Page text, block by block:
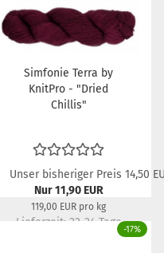
Simfonie Terra by
KnitPro - "Dried
Chillis"
Unser bisheriger Preis 14,50
Nur 11,90 EUR
119,00 EUR pro kg
Lieferzeit: 22-24 Tage
-17%